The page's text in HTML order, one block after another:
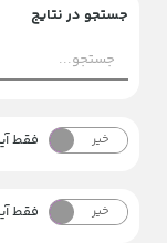
جستجو در نتایج
بله خیر فقط
بله خیر فقط